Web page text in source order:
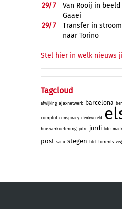
29/7
Van Rooij in
Gaaei
29/7
Transfer in
naar Torino
Stel hier in welk nieuws
Tagcloud
afwijking ajaxnetwerk barcelona
complot conspiracy denkwereld
huiswerkoefening jofre jordi lido
post sano stegen titel torrents